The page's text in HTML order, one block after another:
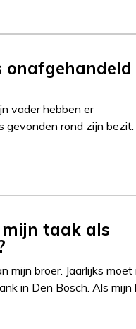
onafgehandeld
vader hebben er
gevonden rond zijn
taak als
mijn broer. Jaarlijks moet
in Den Bosch. Als mijn